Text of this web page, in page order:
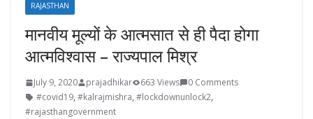
RAJASTHAN
मानवीय मूल्यों के आत्मसात से ही पैदा होगा
आत्मविश्वास – राज्यपाल मिश्र
July 9, 2020 prajadhikar 663 Views
0 Comments
#covid19, #kalrajmishra, #lockdownunlock2,
#rajasthangovernment